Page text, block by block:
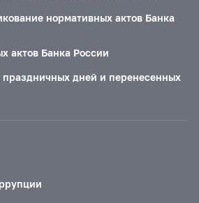
нормативных актов Банка
актов Банка России
праздничных дней и перенесенных